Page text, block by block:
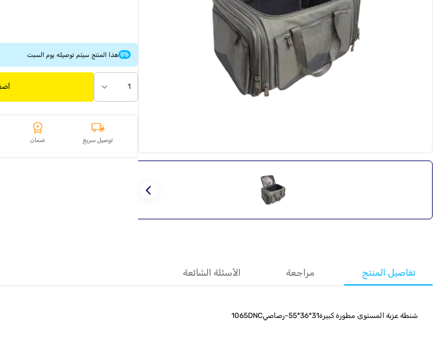
هذا المنتج سيتم توصيله يوم السبت
1
توصيل سريع ضمان
تفاصيل المنتج مراجعة الأسئلة الشائعة
شنطة عزبة المستوى مطورة كبيرة31*36*55-رصاصي1065DNC